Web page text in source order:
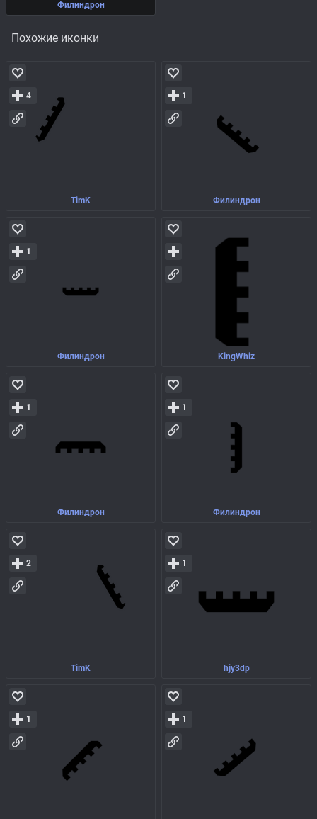
Филиндрон
Похожие иконки
TimK
4
Филиндрон
1
Филиндрон
1
KingWhiz
Филиндрон
1
Филиндрон
1
TimK
2
hjy3dp
1
1 1